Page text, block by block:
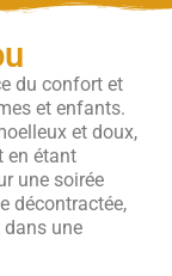
du confort et
et enfants.
et doux,
en étant
une soirée
décontractée,
une